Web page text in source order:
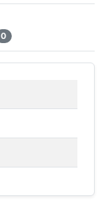
0